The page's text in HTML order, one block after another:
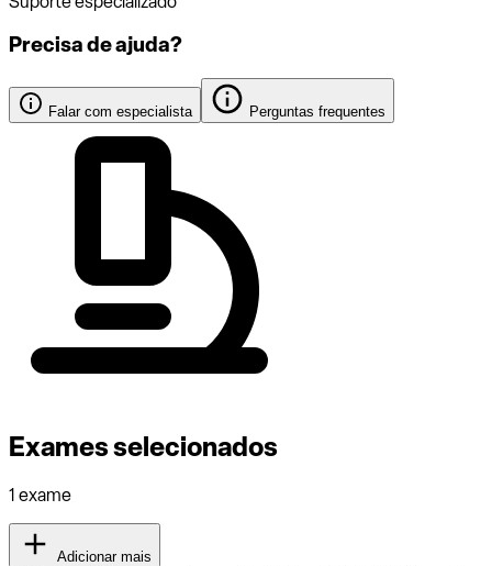
Precisa de ajuda?
Falar com especialista Perguntas frequentes
Exames selecionados
1 exame
Adicionar mais